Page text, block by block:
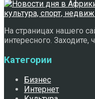
На страницах нашего
интересного.
Категории
Бизнес
Интернет